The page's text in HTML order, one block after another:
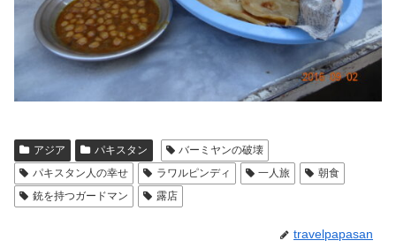
アジア パキスタン
バーミヤンの破壊
パキスタン人の幸せ
ラワルピンディ 一人旅
朝食
銃を持つガードマン
露店
travelpapasan